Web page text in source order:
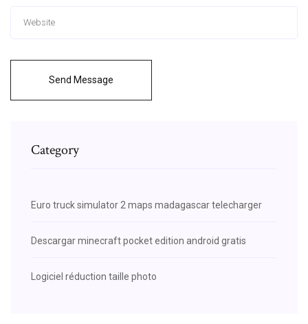
Send Message
Category
Euro truck simulator 2 maps madagascar telecharger
Descargar minecraft pocket edition android gratis
Logiciel réduction taille photo